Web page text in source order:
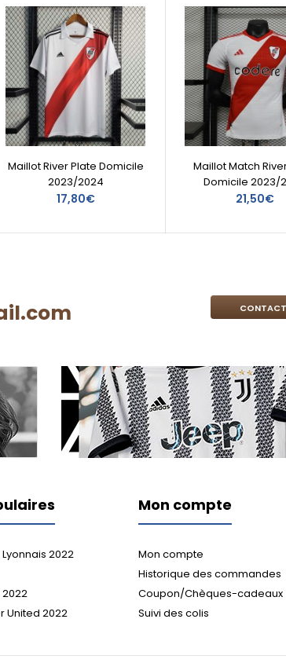
Maillot River Plate Domicile
2023/2024
17,80€
Maillot Match
Domicile 2023/
21,50€
2022
United 2022
Mon compte
Mon compte
Historique des commandes
Coupon/Chèques-cadeaux
Suivi des colis